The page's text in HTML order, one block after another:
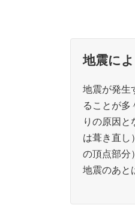
地震に
地震が発生
ることが
りの原因
は葺き直し
の頂点部分
地震のあと